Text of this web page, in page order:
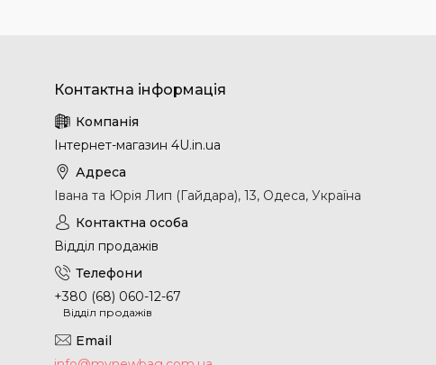
Інтернет-магазин 4U.in.ua
Івана та Юрія Лип (Гайдара), 13, Одеса, Україна
Відділ продажів
+380 (68) 060-12-67
Відділ продажів